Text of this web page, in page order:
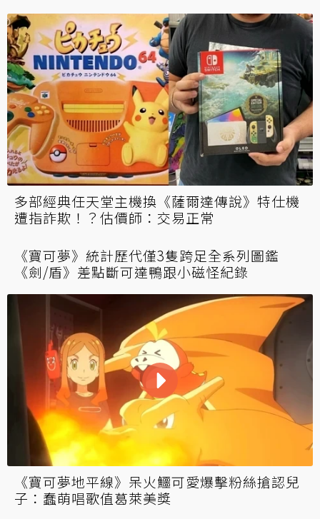
Kai Cenat家中爆發煙火戰爭場面混亂 接續上
演「友善WWE」慶祝美國國慶
「衝浪皮卡丘」畫家幫PTCG呆呆獸簽名 得知
遭高價轉售暴怒稱：再也不簽